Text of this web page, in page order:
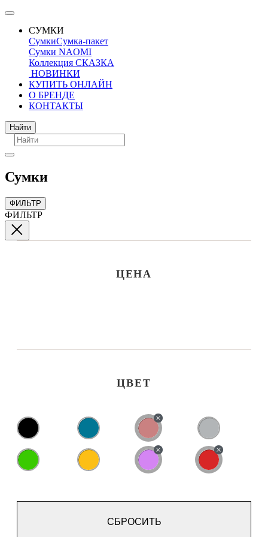
СУМКИ
СумкиСумка-пакет
Сумки NAOMI
Коллекция СКАЗКА
НОВИНКИ
КУПИТЬ ОНЛАЙН
О БРЕНДЕ
КОНТАКТЫ
Поиск
Найти
Сумки
ФИЛЬТР
ФИЛЬТР
ЦЕНА
ЦВЕТ
СБРОСИТЬ